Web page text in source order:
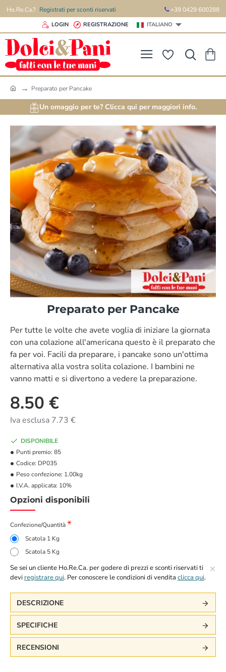
Ho.Re.Ca.? Registrati per sconti riservati +39 0429 600288
LOGIN REGISTRAZIONE ITALIANO
m
Preparato per Pancake
Un omaggio per te? Clicca qui per maggiori info.
Preparato per Pancake
Per tutte le volte che avete voglia di iniziare la giornata
con una colazione all'americana questo è il preparato che
fa per voi. Facili da preparare, i pancake sono un'ottima
alternativa alla vostra solita colazione. I bambini ne
vanno matti e si divertono a vedere la preparazione.
8.50 €
Iva esclusa 7.73 €
DISPONIBILE
Punti premio: 85
Codice: DP035
Peso confezione: 1.00kg
I.V.A. applicata: 10%
Opzioni disponibili
Confezione/Quantità
Scatola 1 Kg
Scatola 5 Kg
×
Se sei un cliente Ho.Re.Ca. per godere di prezzi e sconti riservati ti
devi registrare qui. Per conoscere le condizioni di vendita clicca qui.
DESCRIZIONE
SPECIFICHE
RECENSIONI